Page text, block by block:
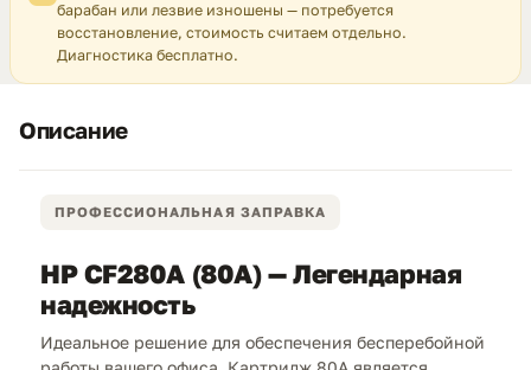
барабан или лезвие изношены — потребуется
восстановление, стоимость считаем отдельно.
Диагностика бесплатно.
Описание
ПРОФЕССИОНАЛЬНАЯ ЗАПРАВКА
HP CF280A (80A) — Легендарная
надежность
Идеальное решение для обеспечения бесперебойной